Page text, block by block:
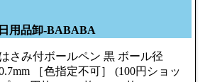
用品卸-BABABA
はさみ付ボールペン 黒 ボール径
［色指定不可］ (100円ショッ